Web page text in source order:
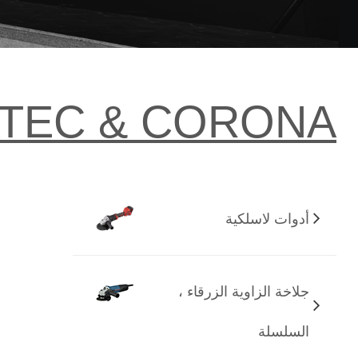
& CORONA
أدوات لاسلكية
جلاخة الزاوية الزرقاء ،
السلسلة